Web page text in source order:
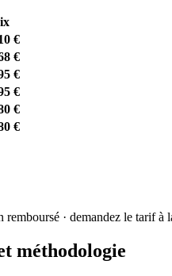
€
€
€
€
€
€
remboursé · demandez le tarif à
méthodologie